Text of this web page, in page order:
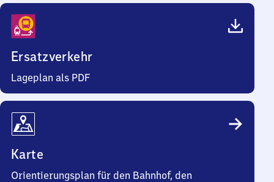
Ersatzverkehr
Lageplan als PDF
Karte
Orientierungsplan für den Bahnhof, den